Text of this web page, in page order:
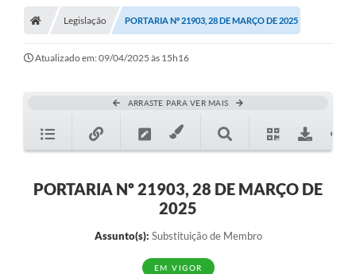
Legislação PORTARIA Nº 21903, 28 DE MARÇO DE 2025
Atualizado em: 09/04/2025 às 15h16
ARRASTE PARA VER MAIS
PORTARIA Nº 21903, 28 DE MARÇO DE
2025
Assunto(s): Substituição de Membro
EM VIGOR